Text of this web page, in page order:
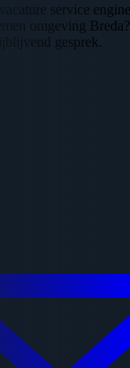
service
omgeving
gesprek.